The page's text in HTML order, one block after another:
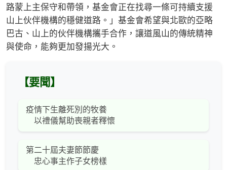
路蒙上主保守和帶領，基金會正在找尋一條可持續支援
山上伙伴機構的穩健道路。」基金會希望與北歐的亞略
巴古、山上的伙伴機構攜手合作，讓道風山的傳統精神
與使命，能夠更加發揚光大。
【要聞】
疫情下生離死別的牧養
以禮儀幫助喪親者釋懷
第二十屆夫妻節節慶
忠心事主作子女榜樣